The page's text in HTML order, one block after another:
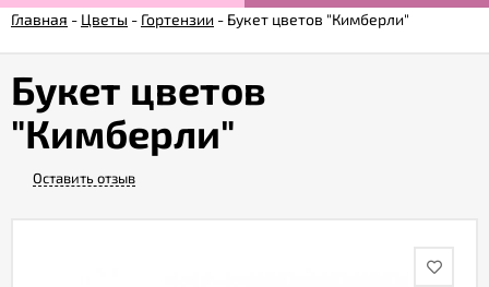
Гарантии
Главная - Цветы - Гортензии - Букет цветов "Кимберли"
Букет цветов
"Кимберли"
Оставить отзыв